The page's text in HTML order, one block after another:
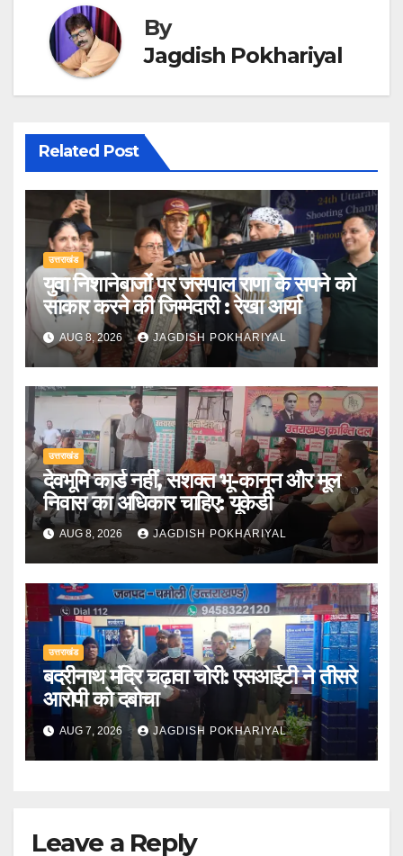
By
Jagdish Pokhariyal
Related Post
उत्तराखंड
युवा निशानेबाजों पर जसपाल राणा के सपने को
साकार करने की जिम्मेदारी : रेखा आर्या
AUG 8, 2026 JAGDISH POKHARIYAL
उत्तराखंड
देवभूमि कार्ड नहीं, सशक्त भू-कानून और मूल
निवास का अधिकार चाहिए: यूकेडी
AUG 8, 2026 JAGDISH POKHARIYAL
उत्तराखंड
बदरीनाथ मंदिर चढ़ावा चोरी: एसआईटी ने तीसरे
आरोपी को दबोचा
AUG 7, 2026 JAGDISH POKHARIYAL
Leave a Reply